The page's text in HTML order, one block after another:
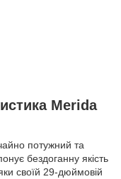
Merida
потужний та
бездоганну якість
своїй 29-дюймовій